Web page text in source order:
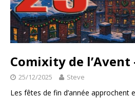
Comixity de l’Avent
25/12/2025 Steve
Les fêtes de fin d’année approchent